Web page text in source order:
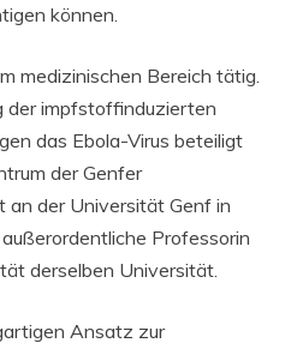
können.
medizinischen Bereich tätig.
der impfstoffinduzierten
das Ebola-Virus beteiligt
der Genfer
an der Universität Genf in
Professorin
derselben Universität.
Ansatz zur